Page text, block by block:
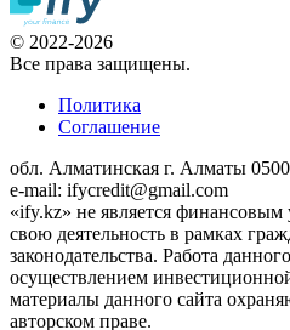
© 2022-2026
Все права защищены.
Политика
Соглашение
обл. Алматинская г. Алматы
e-mail: ifycredit@gmail.com
«ify.kz» не является
свою деятельность в рамках
законодательства. Работа
осуществлением
материалы данного сайта
авторском праве.